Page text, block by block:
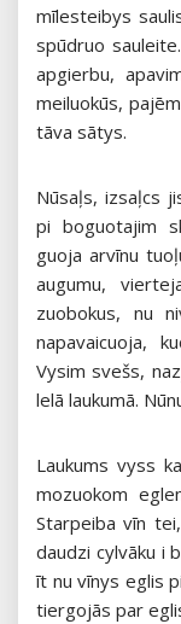
mīlesteibys
spūdruo
apgierbu,
meiluokūs,
tāva sātys.
Nūsaļs, izsaļcs
pi boguotajim
guoja arvīnu
augumu,
zuobokus, nu
napavaicuoja,
Vysim svešs,
lelā laukumā.
Laukums vyss
mozuokom
Starpeiba vīn
daudzi cylvāku i
īt nu vīnys eglis
tiergojās par